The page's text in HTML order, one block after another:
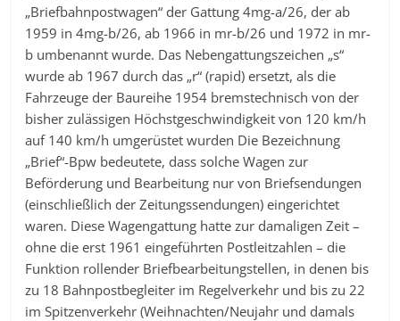
„Briefbahnpostwagen“ der Gattung 4mg-a/26, der ab
1959 in 4mg-b/26, ab 1966 in mr-b/26 und 1972 in mr-
b umbenannt wurde. Das Nebengattungszeichen „s“
wurde ab 1967 durch das „r“ (rapid) ersetzt, als die
Fahrzeuge der Baureihe 1954 bremstechnisch von der
bisher zulässigen Höchstgeschwindigkeit von 120 km/h
auf 140 km/h umgerüstet wurden Die Bezeichnung
„Brief“-Bpw bedeutete, dass solche Wagen zur
Beförderung und Bearbeitung nur von Briefsendungen
(einschließlich der Zeitungssendungen) eingerichtet
waren. Diese Wagengattung hatte zur damaligen Zeit –
ohne die erst 1961 eingeführten Postleitzahlen – die
Funktion rollender Briefbearbeitungstellen, in denen bis
zu 18 Bahnpostbegleiter im Regelverkehr und bis zu 22
im Spitzenverkehr (Weihnachten/Neujahr und damals